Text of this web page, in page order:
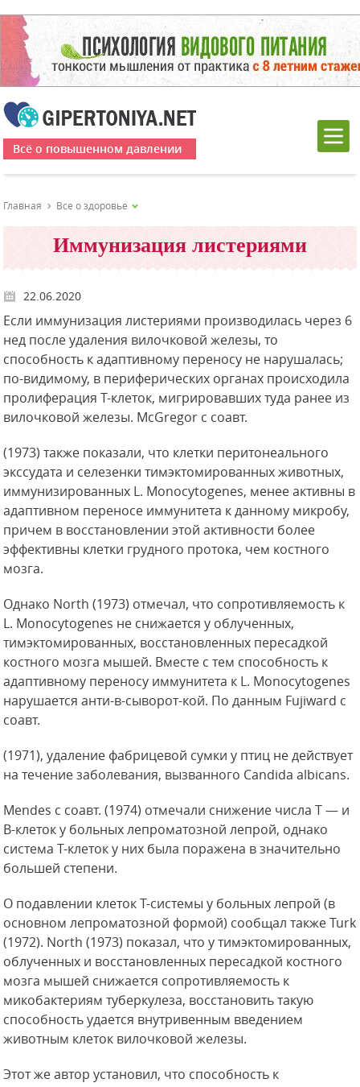
Всё о повышенном давлении
Главная Все о здоровье
Иммунизация листериями
22.06.2020
Если иммунизация листериями производилась через 6
нед после удаления вилочковой железы, то
способность к адаптивному переносу не нарушалась;
по-видимому, в периферических органах происходила
пролиферация Т-клеток, мигрировавших туда ранее из
вилочковой железы. McGregor с соавт.
(1973) также показали, что клетки перитонеального
экссудата и селезенки тимэктомированных животных,
иммунизированных L. Monocytogenes, менее активны в
адаптивном переносе иммунитета к данному микробу,
причем в восстановлении этой активности более
эффективны клетки грудного протока, чем костного
мозга.
Однако North (1973) отмечал, что сопротивляемость к
L. Monocytogenes не снижается у облученных,
тимэктомированных, восстановленных пересадкой
костного мозга мышей. Вместе с тем способность к
адаптивному переносу иммунитета к L. Monocytogenes
нарушается анти-в-сыворот-кой. По данным Fujiward с
соавт.
(1971), удаление фабрицевой сумки у птиц не действует
на течение заболевания, вызванного Candida albicans.
Mendes с соавт. (1974) отмечали снижение числа Т — и
В-клеток у больных лепроматозной лепрой, однако
система Т-клеток у них была поражена в значительно
большей степени.
О подавлении клеток Т-системы у больных лепрой (в
основном лепроматозной формой) сообщал также Turk
(1972). North (1973) показал, что у тимэктомированных,
облученных и восстановленных пересадкой костного
мозга мышей снижается сопротивляемость к
микобактериям туберкулеза, восстановить такую
способность удается внутривенным введением
животным клеток вилочковой железы.
Этот же автор установил, что способность к